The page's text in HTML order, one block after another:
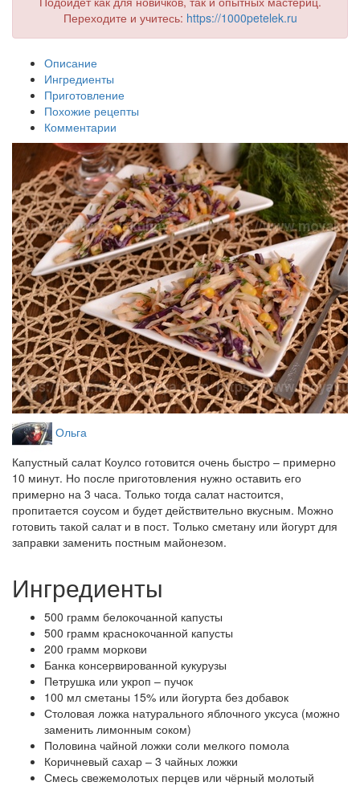
Переходите и учитесь: https://1000petelek.ru
Описание
Ингредиенты
Приготовление
Похожие рецепты
Комментарии
Ольга
Капустный салат Коулсо готовится очень быстро – примерно
10 минут. Но после приготовления нужно оставить его
примерно на 3 часа. Только тогда салат настоится,
пропитается соусом и будет действительно вкусным. Можно
готовить такой салат и в пост. Только сметану или йогурт для
заправки заменить постным майонезом.
Ингредиенты
500 грамм белокочанной капусты
500 грамм краснокочанной капусты
200 грамм моркови
Банка консервированной кукурузы
Петрушка или укроп – пучок
100 мл сметаны 15% или йогурта без добавок
Столовая ложка натурального яблочного уксуса (можно
заменить лимонным соком)
Половина чайной ложки соли мелкого помола
Коричневый сахар – 3 чайных ложки
Смесь свежемолотых перцев или чёрный молотый